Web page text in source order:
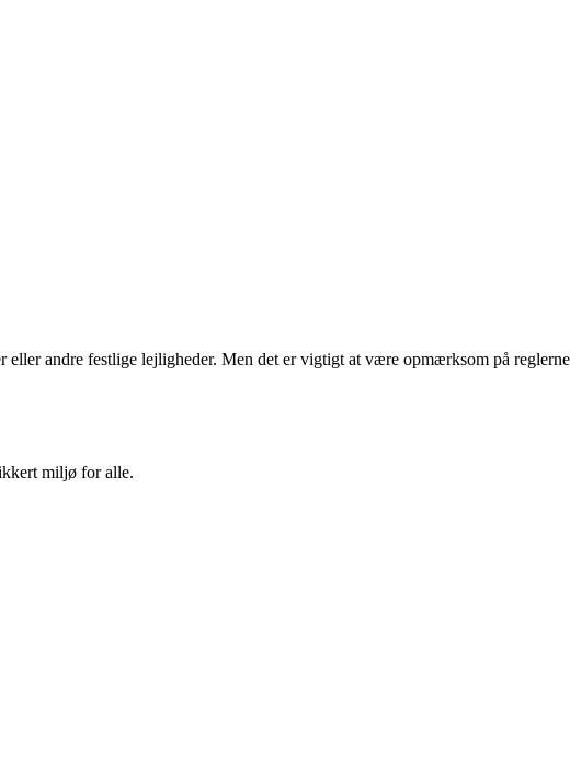
andre festlige lejligheder. Men det er vigtigt at være opmærksom på reglerne
miljø for alle.